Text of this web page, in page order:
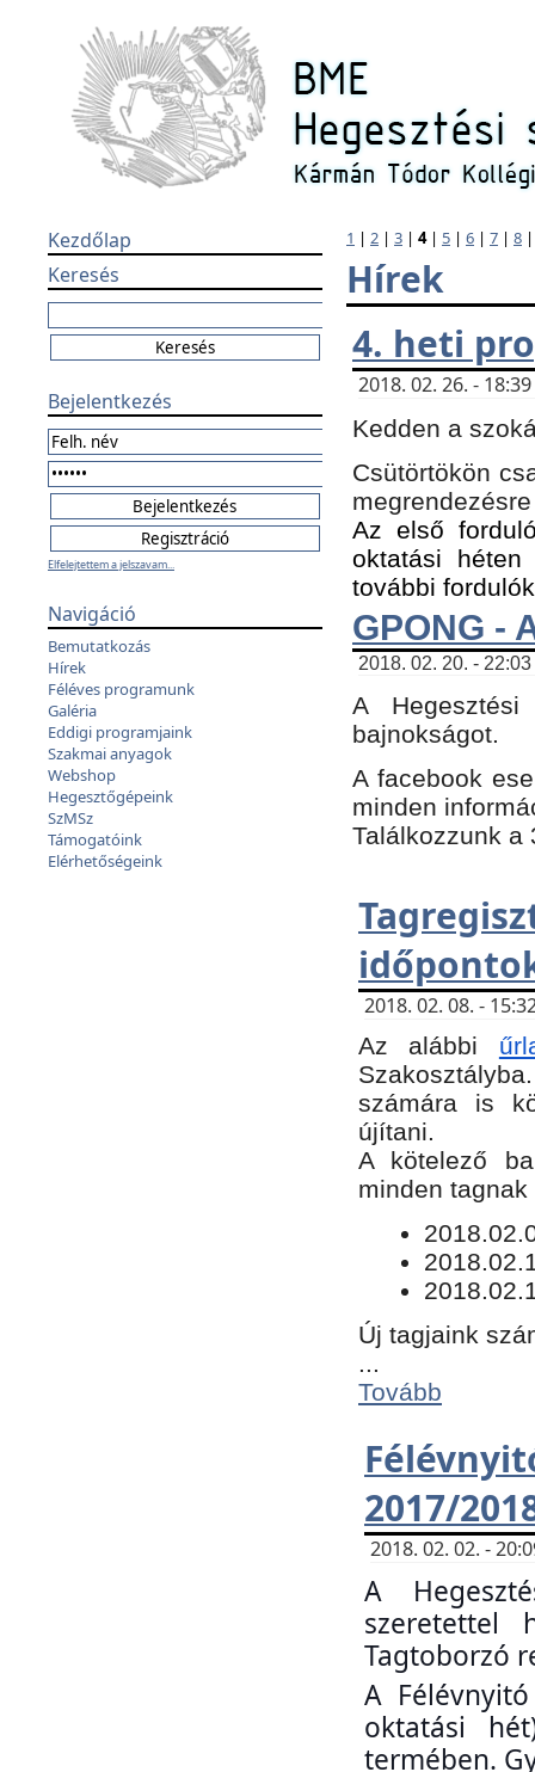
Kezdőlap
Keresés
Bejelentkezés
Elfelejtettem a jelszavam...
Navigáció
Bemutatkozás
Hírek
Féléves programunk
Galéria
Eddigi programjaink
Szakmai anyagok
Webshop
Hegesztőgépeink
SzMSz
Támogatóink
Elérhetőségeink
1 | 2 | 3 | 4| 5 | 6 | 7 | 8
Hírek
4. heti
2018. 02. 26. -
Kedden a
Csütörtökön
Az első
oktatási
további
GPONG -
2018. 02. 20. -
A
bajnokságot.
A facebook
minden
Találkozzunk a
2018. 02. 08. -
Az alábbi
számára is
újítani.
​A kötelező
minden
Új tagjaink
Tovább
2017/
2018. 02. 02. -
A
szeretettel
Tagtoborzó
A
oktatási
termében.